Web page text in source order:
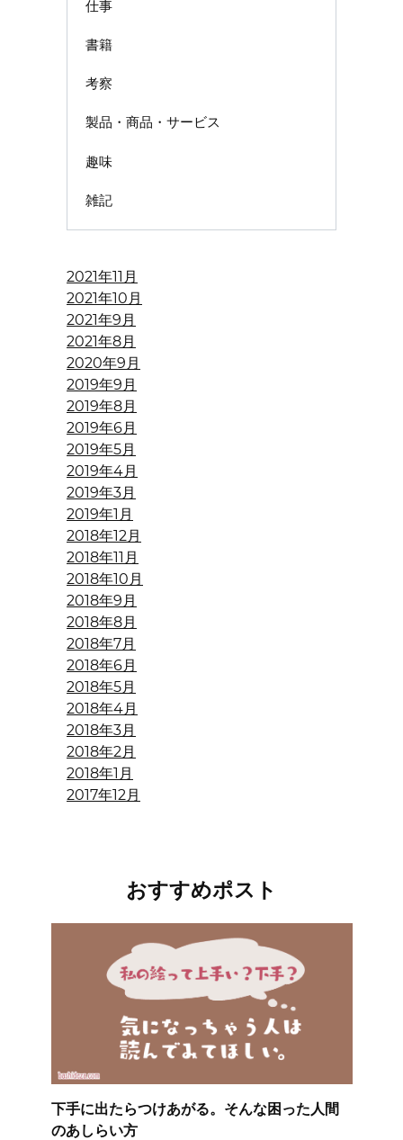
仕事
書籍
考察
製品・商品・サービス
趣味
雑記
2021年11月
2021年10月
2021年9月
2021年8月
2020年9月
2019年9月
2019年8月
2019年6月
2019年5月
2019年4月
2019年3月
2019年1月
2018年12月
2018年11月
2018年10月
2018年9月
2018年8月
2018年7月
2018年6月
2018年5月
2018年4月
2018年3月
2018年2月
2018年1月
2017年12月
おすすめポスト
下手に出たらつけあがる。そんな困った人間
のあしらい方